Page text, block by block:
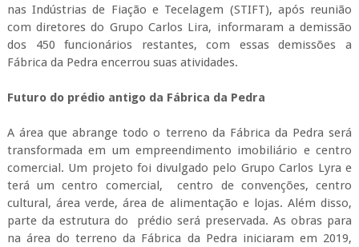
nas Indústrias de Fiação e Tecelagem (STIFT), após reunião
com diretores do Grupo Carlos Lira, informaram a demissão
dos 450 funcionários restantes, com essas demissões a
Fábrica da Pedra encerrou suas atividades.
Futuro do prédio antigo da Fábrica da Pedra
A área que abrange todo o terreno da Fábrica da Pedra será
transformada em um empreendimento imobiliário e centro
comercial. Um projeto foi divulgado pelo Grupo Carlos Lyra e
terá um centro comercial, centro de convenções, centro
cultural, área verde, área de alimentação e lojas. Além disso,
parte da estrutura do prédio será preservada. As obras para
na área do terreno da Fábrica da Pedra iniciaram em 2019,